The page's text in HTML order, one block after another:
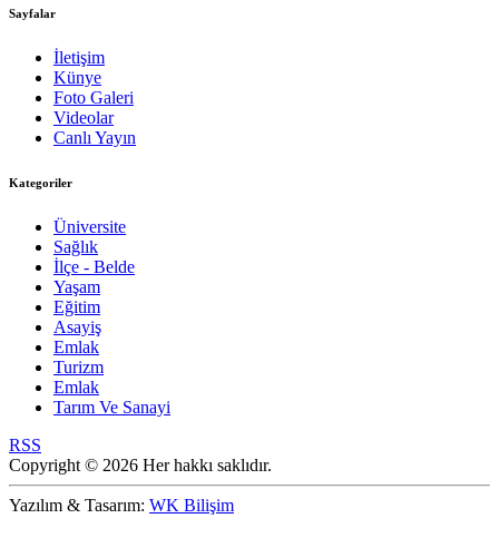
Sayfalar
İletişim
Künye
Foto Galeri
Videolar
Canlı Yayın
Kategoriler
Üniversite
Sağlık
İlçe - Belde
Yaşam
Eğitim
Asayiş
Emlak
Turizm
Emlak
Tarım Ve Sanayi
RSS
Copyright © 2026 Her hakkı saklıdır.
Yazılım & Tasarım: WK Bilişim